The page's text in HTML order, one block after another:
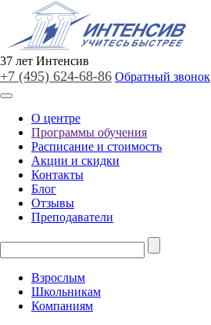
37 лет Интенсив
+7 (495) 624-68-86 Обратный звонок
О центре
Программы обучения
Расписание и стоимость
Акции и скидки
Контакты
Блог
Отзывы
Преподаватели
Взрослым
Школьникам
Компаниям